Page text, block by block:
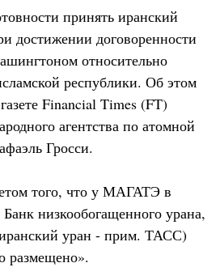
принять иранский
достижении договоренности
относительно
республики. Об этом
Financial Times (FT)
агентства по атомной
Гросси.
того, что у МАГАТЭ в
Банк низкообогащенного урана,
уран - прим. ТАСС)
размещено».